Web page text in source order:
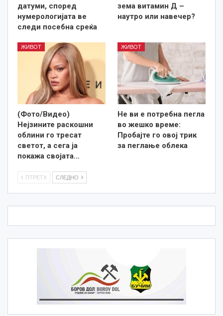
датуми, според
нумерологијата ве
следи посебна среќа
зема витамин Д –
наутро или навечер?
ЖИВОТ
(Фото/Видео)
Нејзините раскошни
облини го тресат
светот, а сега ја
покажа својата…
ЖИВОТ
Не ви е потребна пегла
во жешко време:
Пробајте го овој трик
за пеглање облека
ПТРЕТХ СЛЕДНО